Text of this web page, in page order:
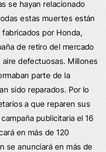
se hayan relacionado
estas muertes están
por Honda,
de retiro del mercado
aire defectuosas. Millones
parte de la
sido reparados. Por lo
a que reparen sus
publicitaria el 16
en más de 120
se anunciará en más de